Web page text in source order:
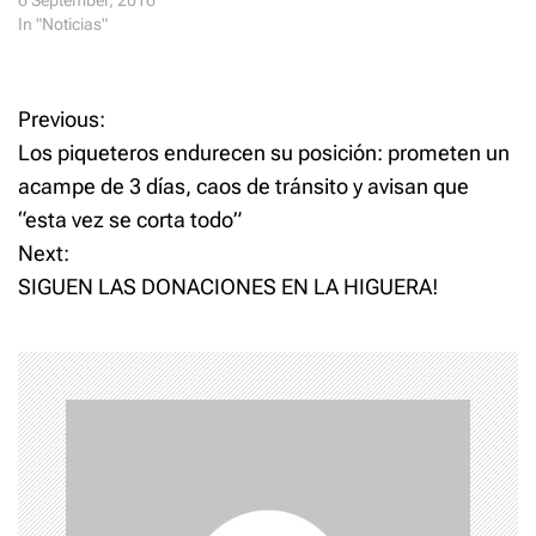
)
In "Noticias"
P
o
s
t
a
v
i
Previous:
Los piqueteros endurecen su posición: prometen un
acampe de 3 días, caos de tránsito y avisan que
“esta vez se corta todo”
Next:
SIGUEN LAS DONACIONES EN LA HIGUERA!